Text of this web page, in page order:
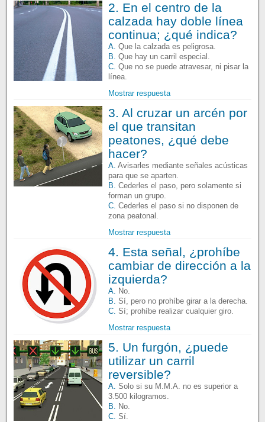
2. En el centro de la
calzada hay doble línea
continua; ¿qué indica?
A. Que la calzada es peligrosa.
B. Que hay un carril especial.
C. Que no se puede atravesar, ni pisar la
línea.
Mostrar respuesta
3. Al cruzar un arcén por
el que transitan
peatones, ¿qué debe
hacer?
A. Avisarles mediante señales acústicas
para que se aparten.
B. Cederles el paso, pero solamente si
forman un grupo.
C. Cederles el paso si no disponen de
zona peatonal.
Mostrar respuesta
4. Esta señal, ¿prohíbe
cambiar de dirección a la
izquierda?
A. No.
B. Sí, pero no prohíbe girar a la derecha.
C. Sí; prohíbe realizar cualquier giro.
Mostrar respuesta
5. Un furgón, ¿puede
utilizar un carril
reversible?
A. Solo si su M.M.A. no es superior a
3.500 kilogramos.
B. No.
C. Sí.